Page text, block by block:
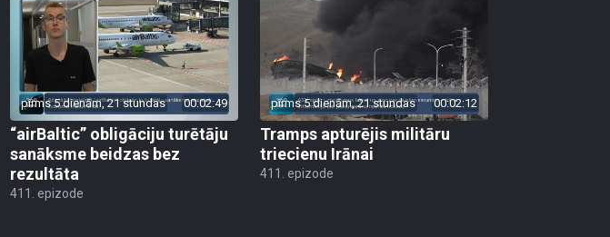
pirms 5 dienām, 21 stundas 00:02:49
“airBaltic” obligāciju turētāju
sanāksme beidzas bez
rezultāta
411. epizode
pirms 5 dienām, 21 stundas 00:02:12
Tramps apturējis militāru
triecienu Irānai
411. epizode